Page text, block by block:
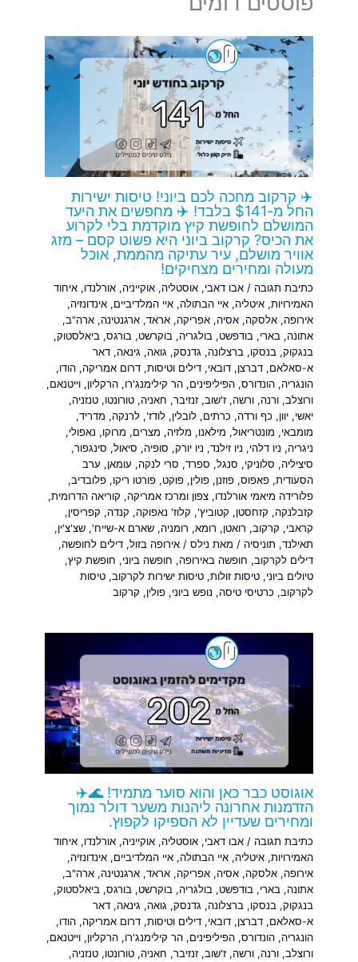
✈️ קרקוב מחכה לכם ביוני! טיסות ישירות
החל מ-$141 בלבד! ✈️ מחפשים את היעד
המושלם לחופשת קיץ מוקדמת בלי לקרוע
את הכיס? קרקוב ביוני היא פשוט קסם – מזג
אוויר מושלם, עיר עתיקה מהממת, אוכל
מעולה ומחירים מצחיקים!
כתיבת תגובה /אבו דאבי,אוסטליה,אוקייניה,אורלנדו,איחוד
האמירויות,איטליה,איי הבתולה,איי המלדיביים,אינדונזיה,
אירופה,אלסקה,אסיה,אפריקה,אראד,ארגנטינה,ארה"ב,
אתונה,בארי,בודפשט,בולגריה,בוקרשט,בורגס,ביאלסטוק,
בנגקוק,בנסקו,ברצלונה, גדנסק, גואה, גינאה,דאר
א-סאלאם,דברצן,דובאי,דילים וטיסות,דרום אמריקה,הודו,
הונגריה,הונדורס,הפיליפינים,הר קילימנג'רו,הרקליון,וייטנאם,
ורוצלב,ורנה,ורשה,ז'שוב,זנזיבר, חאניה,טורונטו,טנזניה,
יאשי,יוון, כף ורדה, כרתים,לובלין,לודז',לרנקה, מדריד,
מומבאי, מונטריאול, מילאנו, מלזיה, מצרים, מרוקו, נאפולי,
ניגריה, ניו דלהי, ניו זילנד, ניו יורק, סופיה, סיאול, סינגפור,
סיציליה, סלוניקי, סנגל, ספרד, סרי לנקה, עומאן, ערב
הסעודית,פאפוס,פוזנן,פולין,פוקט,פורטו ריקו,פלובדיב,
פלורידה מיאמי אורלנדו,צפון ומרכז אמריקה, קוריאה הדרומית,
קזבלנקה, קזחסטן, קטוביץ', קלוז' נאפוקה, קנדה, קפריסין,
קראבי, קרקוב, רואטן, רומא, רומניה,שארם א-שייח',שצ'צ'ין,
תאילנד, תוניסיה / מאת נילס/אירופה בזול,דילים לחופשה,
דילים לקרקוב, חופשה באירופה, חופשה ביוני, חופשת קיץ,
טיולים ביוני,טיסות זולות,טיסות ישירות לקרקוב,טיסות
לקרקוב, כרטיסי טיסה, נופש ביוני,פולין, קרקוב
אוגוסט כבר כאן והוא סוער מתמיד! 🌊✈️
הזדמנות אחרונה ליהנות משער דולר נמוך
ומחירים שעדיין לא הספיקו לקפוץ.
כתיבת תגובה /אבו דאבי,אוסטליה,אוקייניה,אורלנדו,איחוד
האמירויות,איטליה,איי הבתולה,איי המלדיביים,אינדונזיה,
אירופה,אלסקה,אסיה,אפריקה,אראד,ארגנטינה,ארה"ב,
אתונה, בארי, בודפשט, בולגריה, בוקרשט, בורגס, ביאלסטוק,
בנגקוק, בנסקו, ברצלונה, גדנסק, גואה, גינאה,דאר
א-סאלאם,דברצן,דובאי,דילים וטיסות,דרום אמריקה,הודו,
הונגריה,הונדורס,הפיליפינים,הר קילימנג'רו,הרקליון,וייטנאם,
ורוצלב,ורנה,ורשה,ז'שוב,זנזיבר, חאניה,טורונטו,טנזניה,